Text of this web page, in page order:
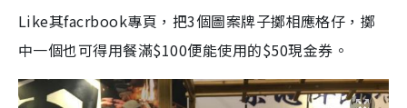
Like其facrbook專頁，把3個圖案牌子擲相應格仔，擲
中一個也可得用餐滿$100便能使用的$50現金券。